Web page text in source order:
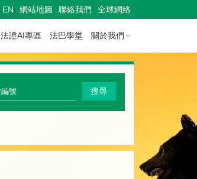
EN 網站地圖 聯絡我們 全球網絡
法證AI專區 法巴學堂 關於我們
搜尋